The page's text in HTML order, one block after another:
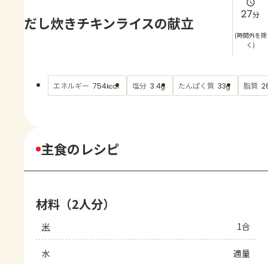
だし炊きチキンライスの献立 27分
(時間外を除
く)
エネルギー 754kcal 塩分 3.4g たんぱく質 33g 脂質
主食のレシピ
材料（2人分）
米 1合
水 適量